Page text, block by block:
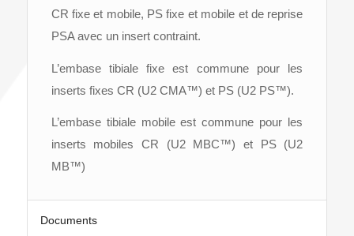
CR fixe et mobile, PS fixe et mobile et de reprise
PSA avec un insert contraint.
L’embase tibiale fixe est commune pour les
inserts fixes CR (U2 CMA™) et PS (U2 PS™).
L’embase tibiale mobile est commune pour les
inserts mobiles CR (U2 MBC™) et PS (U2
MB™)
Documents